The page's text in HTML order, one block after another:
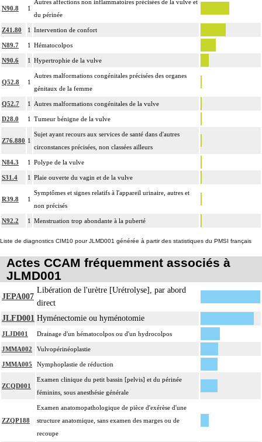
N90.8 1
Autres affections non inflammatoires précisées de la vulve et
du périnée
Z41.80 1 Intervention de confort
N89.7 1 Hématocolpos
N90.6 1 Hypertrophie de la vulve
Q52.8 1
Autres malformations congénitales précisées des organes
génitaux de la femme
Q52.7 1 Autres malformations congénitales de la vulve
D28.0 1 Tumeur bénigne de la vulve
Z76.880 1
Sujet ayant recours aux services de santé dans d'autres
circonstances précisées, non classées ailleurs
N84.3 1 Polype de la vulve
S31.4 1 Plaie ouverte du vagin et de la vulve
R39.8 1
Symptômes et signes relatifs à l'appareil urinaire, autres et
non précisés
N92.2 1 Menstruation trop abondante à la puberté
Liste de diagnostics CIM10 pour JLMD001 générée à partir des statistiques du PMSI français
Actes CCAM fréquemment associés à
JLMD001
JEPA007
Libération de l'urètre [Urétrolyse], par abord
direct
JLFD001 Hyménectomie ou hyménotomie
JLJD001 Drainage d'un hématocolpos ou d'un hydrocolpos
JMMA002 Vulvopérinéoplastie
JMMA005 Nymphoplastie de réduction
ZCQD001
Examen clinique du petit bassin [pelvis] et du périnée
féminins, sous anesthésie générale
ZZQP188
Examen anatomopathologique de pièce d'exérèse d'une
structure anatomique, sans examen des marges ou de
recoupe